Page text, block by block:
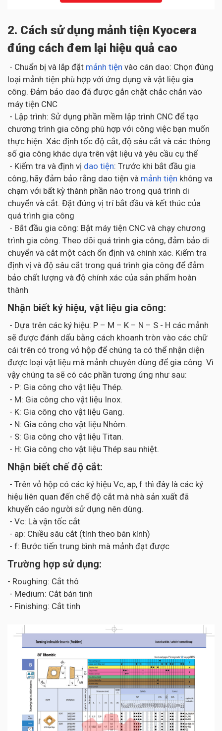
2. Cách sử dụng mảnh tiện Kyocera
đúng cách đem lại hiệu quả cao
- Chuẩn bị và lắp đặt mảnh tiện vào cán dao: Chọn đúng
loại mảnh tiện phù hợp với ứng dụng và vật liệu gia
công. Đảm bảo dao đã được gắn chặt chắc chắn vào
máy tiện CNC
- Lập trình: Sử dụng phần mềm lập trình CNC để tạo
chương trình gia công phù hợp với công việc bạn muốn
thực hiện. Xác định tốc độ cắt, độ sâu cắt và các thông
số gia công khác dựa trên vật liệu và yêu cầu cụ thể
- Kiểm tra và định vị dao tiện: Trước khi bắt đầu gia
công, hãy đảm bảo rằng dao tiện và mảnh tiện không va
chạm với bất kỳ thành phần nào trong quá trình di
chuyển và cắt. Đặt đúng vị trí bắt đầu và kết thúc của
quá trình gia công
- Bắt đầu gia công: Bật máy tiện CNC và chạy chương
trình gia công. Theo dõi quá trình gia công, đảm bảo di
chuyển và cắt một cách ổn định và chính xác. Kiểm tra
định vị và độ sâu cắt trong quá trình gia công để đảm
bảo chất lượng và độ chính xác của sản phẩm hoàn
thành
Nhận biết ký hiệu, vật liệu gia công:
- Dựa trên các ký hiệu: P – M – K – N – S - H các mảnh
sẽ được đánh dấu bằng cách khoanh tròn vào các chữ
cái trên có trong vỏ hộp để chúng ta có thể nhận diện
được loại vật liệu mà mảnh chuyên dùng để gia công. Vì
vậy chúng ta sẽ có các phần tương ứng như sau:
- P: Gia công cho vật liệu Thép.
- M: Gia công cho vật liệu Inox.
- K: Gia công cho vật liệu Gang.
- N: Gia công cho vật liệu Nhôm.
- S: Gia công cho vật liệu Titan.
- H: Gia công cho vật liệu Thép sau nhiệt.
Nhận biết chế độ cắt:
- Trên vỏ hộp có các ký hiệu Vc, ap, f thì đây là các ký
hiệu liên quan đến chế độ cắt mà nhà sản xuất đã
khuyến cáo người sử dụng nên dùng.
- Vc: Là vận tốc cắt
- ap: Chiều sâu cắt (tính theo bán kính)
- f: Bước tiến trung bình mà mảnh đạt được
Trường hợp sử dụng:
- Roughing: Cắt thô
- Medium: Cắt bán tinh
- Finishing: Cắt tinh